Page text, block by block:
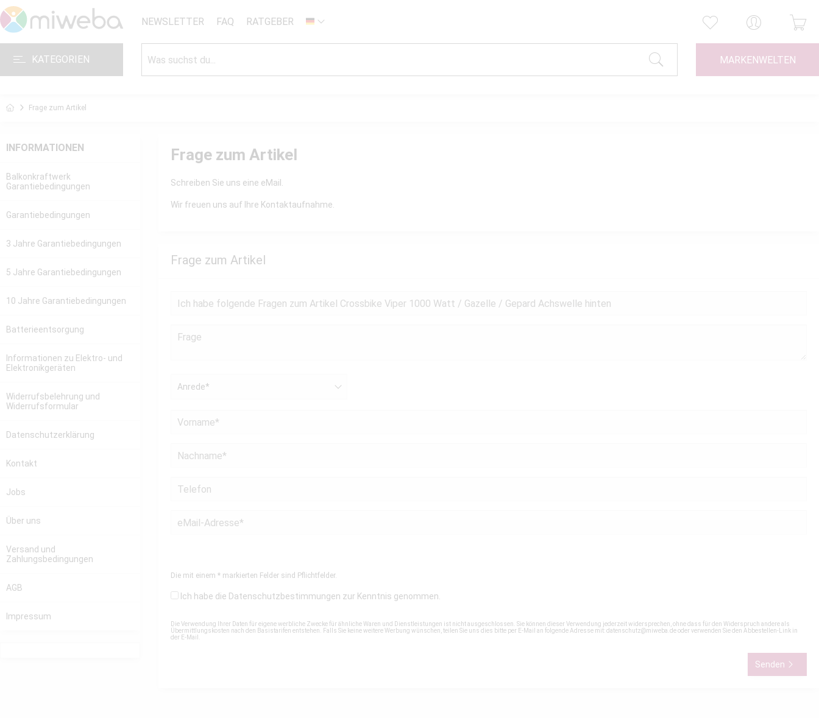
NEWSLETTER FAQ RATGEBER DE
KATEGORIEN MARKENWELTEN
Frage zum Artikel
INFORMATIONEN
Balkonkraftwerk
Garantiebedingungen
Garantiebedingungen
3 Jahre Garantiebedingungen
5 Jahre Garantiebedingungen
10 Jahre Garantiebedingungen
Batterieentsorgung
Informationen zu Elektro- und
Elektronikgeräten
Widerrufsbelehrung und
Widerrufsformular
Datenschutzerklärung
Kontakt
Jobs
Über uns
Versand und
Zahlungsbedingungen
AGB
Impressum
Frage zum Artikel
Schreiben Sie uns eine eMail.
Wir freuen uns auf Ihre Kontaktaufnahme.
Frage zum Artikel
Die mit einem * markierten Felder sind Pflichtfelder.
Ich habe die Datenschutzbestimmungen zur Kenntnis genommen.
Die Verwendung Ihrer Daten für eigene werbliche Zwecke für ähnliche Waren und Dienstleistungen ist nicht ausgeschlossen. Sie können dieser Verwendung jederzeit widersprechen, ohne dass für den Widerspruch andere als
Übermittlungskosten nach den Basistarifen entstehen. Falls Sie keine weitere Werbung wünschen, teilen Sie uns dies bitte per E-Mail an folgende Adresse mit: datenschutz@miweba.deoder verwenden Sie den Abbestellen-Link in
der E-Mail.
Senden